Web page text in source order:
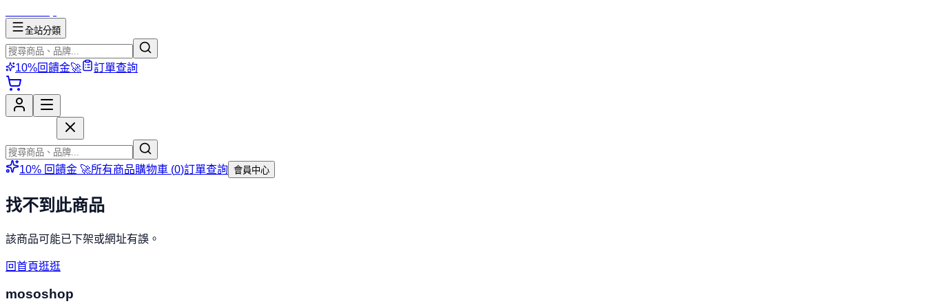
全站分類
10%回饋金🚀 訂單查詢
10% 回饋金 🚀所有商品購物車 (0)訂單查詢 會員中心
找不到此商品
該商品可能已下架或網址有誤。
回首頁逛逛
mososhop